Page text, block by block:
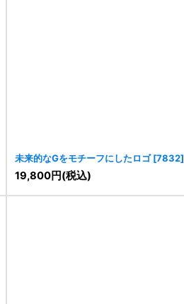
未来的なGをモチーフにしたロゴ [7832]
19,800円(税込)